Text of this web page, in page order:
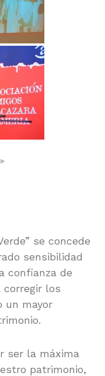
►
se concede
sensibilidad
confianza de
los
un mayor
ser la máxima
patrimonio,